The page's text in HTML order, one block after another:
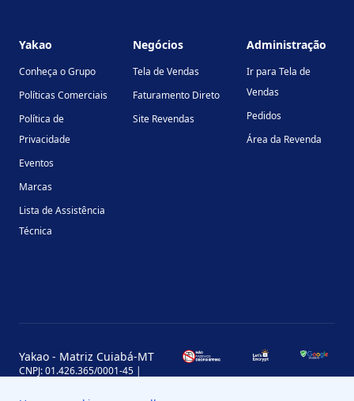
Yakao
Conheça o Grupo
Políticas Comerciais
Política de
Privacidade
Eventos
Marcas
Lista de Assistência
Técnica
Negócios
Tela de Vendas
Faturamento Direto
Site Revendas
Administração
Ir para Tela de
Vendas
Pedidos
Área da Revenda
Yakao - Matriz Cuiabá-MT
CNPJ: 01.426.365/0001-45 |